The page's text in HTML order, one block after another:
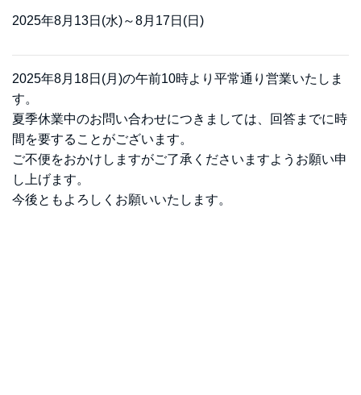
2025年8月13日(水)～8月17日(日)
2025年8月18日(月)の午前10時より平常通り営業いたしま
す。
夏季休業中のお問い合わせにつきましては、回答までに時
間を要することがございます。
ご不便をおかけしますがご了承くださいますようお願い申
し上げます。
今後ともよろしくお願いいたします。